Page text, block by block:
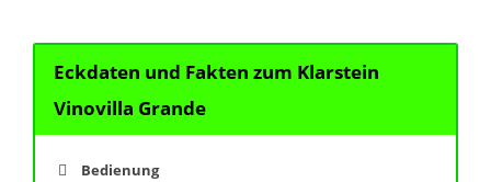
Eckdaten und Fakten zum Klarstein
Vinovilla Grande
Bedienung